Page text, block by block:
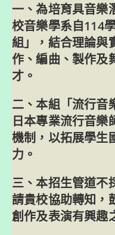
一、為培育具音樂
校音樂學系自114
組」，結合理論與
作、編曲、製作及
才。
二、本組「流行音
日本專業流行音樂
機制，以拓展學生
力。
三、本招生管道不
請貴校協助轉知，
創作及表演有興趣